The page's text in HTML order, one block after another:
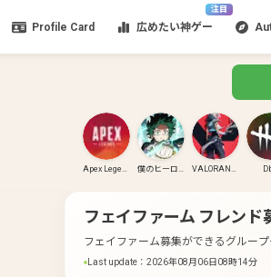
Profile Card
注目
広めたい神ゲー
Apex Legends 僕のヒーローアカデミア ULTRA RUMBLE VALORANT(PC)
フェイファーム フレンド
フェイファーム募集ができるグループ
Last update ： 2026年08月06日08時14分